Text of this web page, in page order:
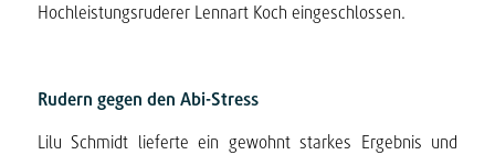
Hochleistungsruderer Lennart Koch eingeschlossen.
Rudern gegen den Abi-Stress
Lilu Schmidt lieferte ein gewohnt starkes Ergebnis und